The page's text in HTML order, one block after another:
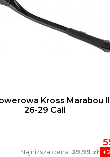
Kross Marabou II
26-29 Cali
Najniższa cena: 39,99 zł